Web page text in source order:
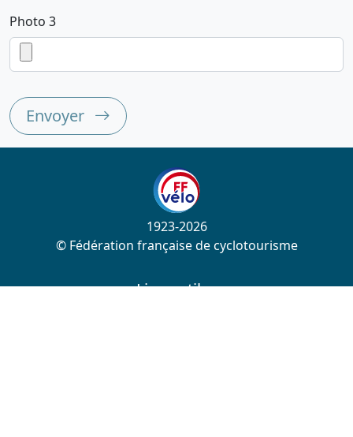
Photo 3
Envoyer
1923-2026
© Fédération française de cyclotourisme
Liens utiles